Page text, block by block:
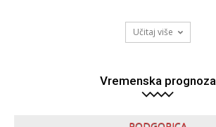
Učitaj više
Vremenska prognoza